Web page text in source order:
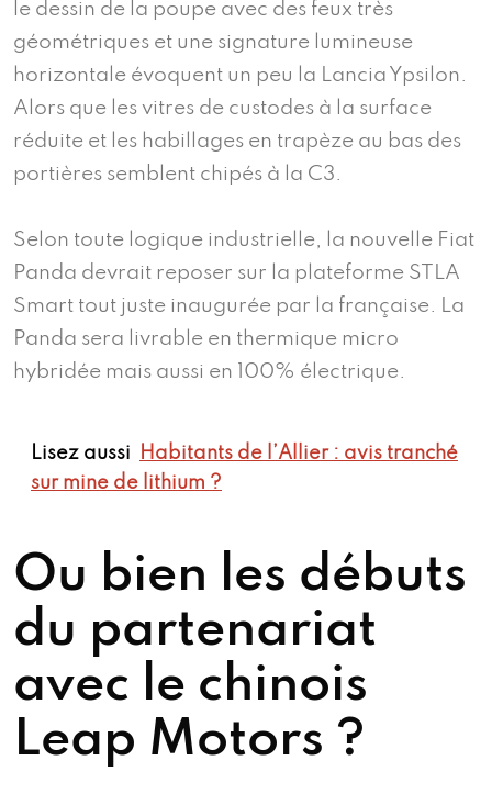
le dessin de la poupe avec des feux très
géométriques et une signature lumineuse
horizontale évoquent un peu la Lancia Ypsilon.
Alors que les vitres de custodes à la surface
réduite et les habillages en trapèze au bas des
portières semblent chipés à la C3.
Selon toute logique industrielle, la nouvelle Fiat
Panda devrait reposer sur la plateforme STLA
Smart tout juste inaugurée par la française. La
Panda sera livrable en thermique micro
hybridée mais aussi en 100% électrique.
Lisez aussi
Habitants de l’Allier : avis tranché
sur mine de lithium ?
Ou bien les débuts
du partenariat
avec le chinois
Leap Motors ?